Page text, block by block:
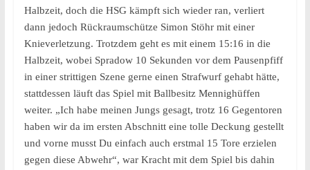
Halbzeit, doch die HSG kämpft sich wieder ran, verliert
dann jedoch Rückraumschütze Simon Stöhr mit einer
Knieverletzung. Trotzdem geht es mit einem 15:16 in die
Halbzeit, wobei Spradow 10 Sekunden vor dem Pausenpfiff
in einer strittigen Szene gerne einen Strafwurf gehabt hätte,
stattdessen läuft das Spiel mit Ballbesitz Mennighüffen
weiter. „Ich habe meinen Jungs gesagt, trotz 16 Gegentoren
haben wir da im ersten Abschnitt eine tolle Deckung gestellt
und vorne musst Du einfach auch erstmal 15 Tore erzielen
gegen diese Abwehr“, war Kracht mit dem Spiel bis dahin